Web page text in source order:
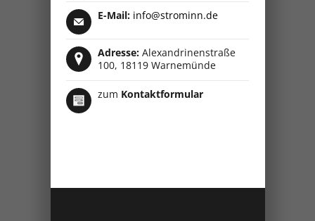
E-Mail: info@strominn.de
Adresse: Alexandrinenstraße
100, 18119 Warnemünde
zum Kontaktformular